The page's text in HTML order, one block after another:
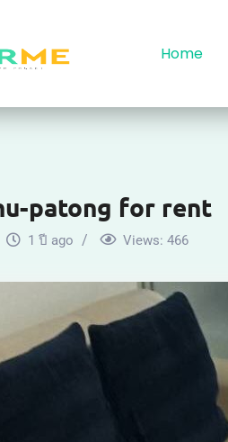
Home
patong for rent
1 ปี ago Views: 466